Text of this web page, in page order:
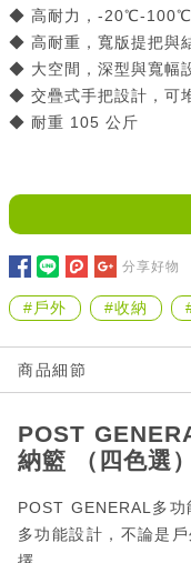
◆ 高耐力，-20℃-100℃
◆ 高耐重，寬版提把與
◆ 大空間，深型與寬幅
◆ 交疊式手把設計，可
◆ 耐重 105 公斤
分享好物
#戶外 #收納
商品細節
POST
納籃 （四色選）
POST GENERAL多功
多功能設計，不論是